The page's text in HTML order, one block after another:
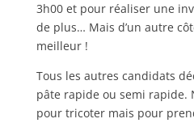
3h00 et pour réaliser une
de plus… Mais d’un autre
meilleur !
Tous les autres candidats
pâte rapide ou semi rapide.
pour tricoter mais pour